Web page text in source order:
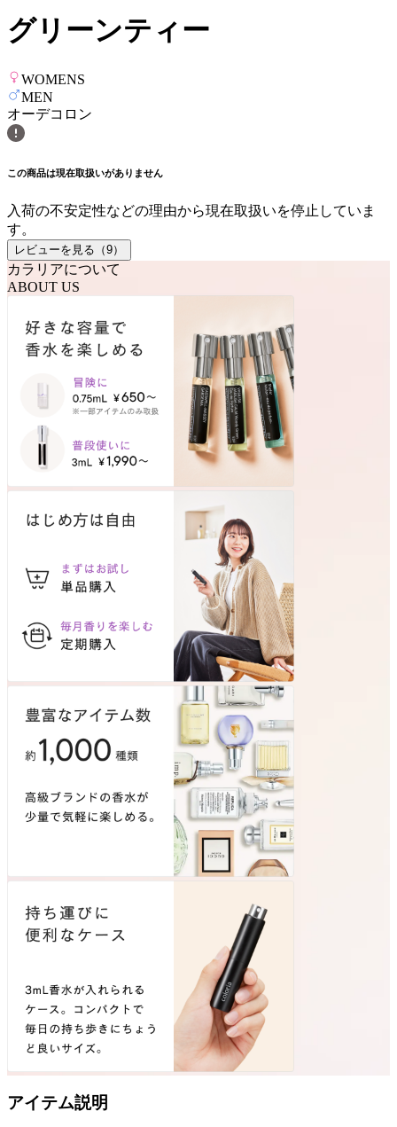
グリーンティー
WOMENS
MEN
オーデコロン
この商品は現在取扱いがありません
入荷の不安定性などの理由から現在取扱いを停止していま
す。
レビューを見る（9）
カラリアについて
ABOUT US
アイテム説明